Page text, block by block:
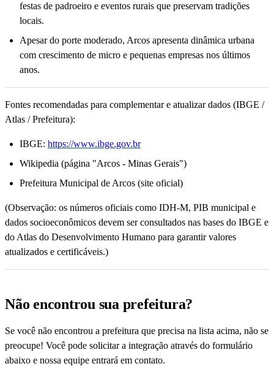
festas de padroeiro e eventos rurais que preservam tradições
locais.
Apesar do porte moderado, Arcos apresenta dinâmica urbana
com crescimento de micro e pequenas empresas nos últimos
anos.
Fontes recomendadas para complementar e atualizar dados (IBGE /
Atlas / Prefeitura):
IBGE: https://www.ibge.gov.br
Wikipedia (página "Arcos - Minas Gerais")
Prefeitura Municipal de Arcos (site oficial)
(Observação: os números oficiais como IDH-M, PIB municipal e
dados socioeconômicos devem ser consultados nas bases do IBGE e
do Atlas do Desenvolvimento Humano para garantir valores
atualizados e certificáveis.)
Não encontrou sua prefeitura?
Se você não encontrou a prefeitura que precisa na lista acima, não se
preocupe! Você pode solicitar a integração através do formulário
abaixo e nossa equipe entrará em contato.